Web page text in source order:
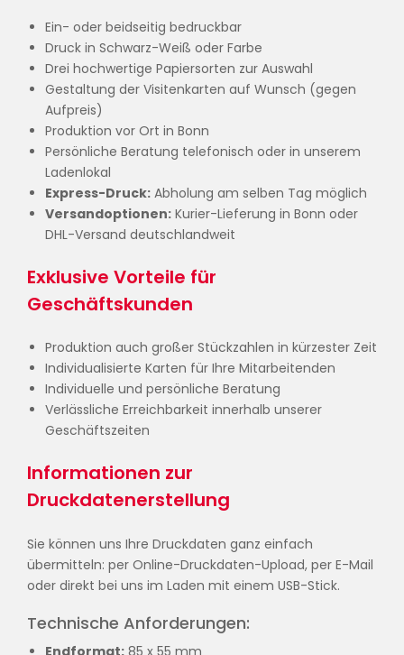
Ein- oder beidseitig bedruckbar
Druck in Schwarz-Weiß oder Farbe
Drei hochwertige Papiersorten zur Auswahl
Gestaltung der Visitenkarten auf Wunsch (gegen
Aufpreis)
Produktion vor Ort in Bonn
Persönliche Beratung telefonisch oder in unserem
Ladenlokal
Express-Druck: Abholung am selben Tag möglich
Versandoptionen: Kurier-Lieferung in Bonn oder
DHL-Versand deutschlandweit
Exklusive Vorteile für
Geschäftskunden
Produktion auch großer Stückzahlen in kürzester Zeit
Individualisierte Karten für Ihre Mitarbeitenden
Individuelle und persönliche Beratung
Verlässliche Erreichbarkeit innerhalb unserer
Geschäftszeiten
Informationen zur
Druckdatenerstellung
Sie können uns Ihre Druckdaten ganz einfach
übermitteln: per Online-Druckdaten-Upload, per E-Mail
oder direkt bei uns im Laden mit einem USB-Stick.
Technische Anforderungen:
Endformat: 85 x 55 mm